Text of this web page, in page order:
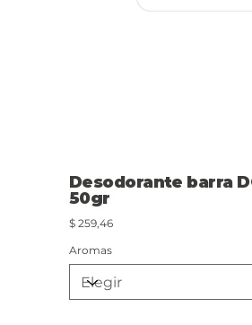
Desodorante barra
50gr
Precio
$ 259,46
Aromas